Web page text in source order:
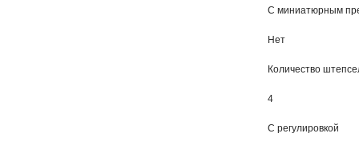
С миниатюрным
Нет
Количество
4
С регулировкой